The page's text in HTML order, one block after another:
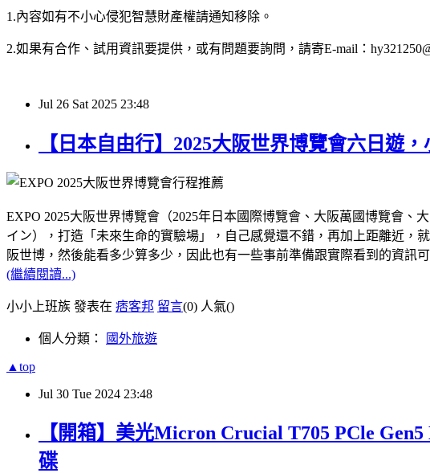
1.內容如有不小心侵犯智慧財產權請通知移除。
2.如果有合作、試用資訊要提供，或有問題要詢問，請寄E-mail：
Jul 26 Sat 2025 23:48
【日本自由行】2025大阪世界博覽會六日遊
EXPO 2025大阪世界博覽會（2025年日本國際博覽會、大阪萬國博覽會
イン），打造「未來生命的實驗場」，自己感覺還不錯，再加上距離近，
阪世博，然後能看多少算多少，因此也有一些事前準備跟實際看到的資訊
(繼續閱讀...)
小小上班族 發表在 痞客邦 留言(0) 人氣()
個人分類： 國外旅遊
▲top
Jul 30 Tue 2024 23:48
【開箱】美光Micron Crucial T705 PCle
碟